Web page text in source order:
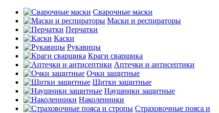
Сварочные маски
Маски и респираторы
Перчатки
Каски
Рукавицы
Краги сварщика
Аптечки и антисептики
Очки защитные
Щитки защитные
Наушники защитные
Наколенники
Страховочные пояса и